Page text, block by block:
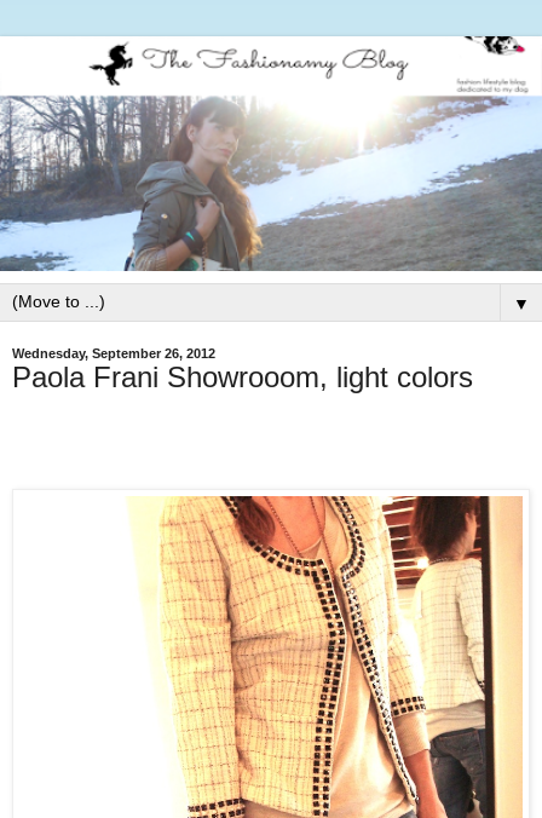
▼
Wednesday, September 26, 2012
Paola Frani Showrooom, light colors